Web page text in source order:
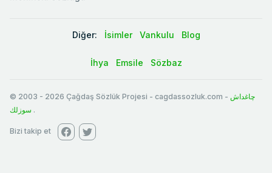
Diğer: İsimler Vankulu Blog
İhya Emsile Sözbaz
© 2003 - 2026 Çağdaş Sözlük Projesi - cagdassozluk.com - چاغداش
سوزلك .
Bizi takip et